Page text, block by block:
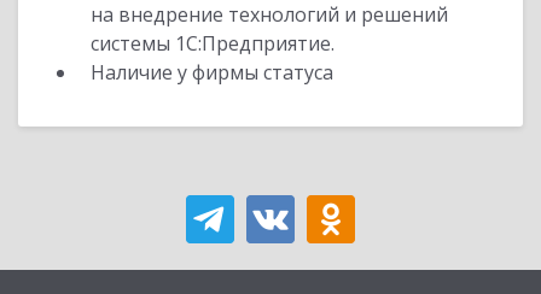
на внедрение технологий и решений
системы 1С:Предприятие.
Наличие у фирмы статуса